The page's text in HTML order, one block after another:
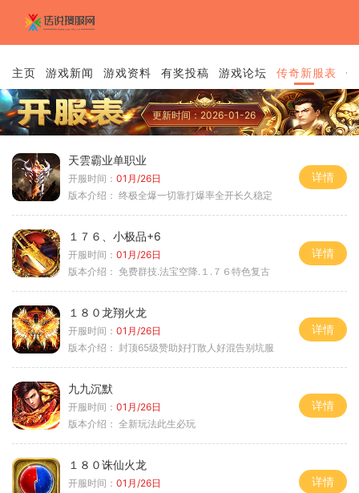
主页 游戏新闻 游戏资料 有奖投稿 游戏论坛 传奇新服表
更新时间：2026-01-26
天雲霸业单职业
开服时间： 01月/26日
版本介绍： 终极全爆一切靠打爆率全开长久稳定
详情
１７６、小极品+6
开服时间： 01月/26日
版本介绍： 免费群技.法宝空降.１.７６特色复古
详情
１８０龙翔火龙
开服时间： 01月/26日
版本介绍： 封顶65级赞助好打散人好混告别坑服
详情
九九沉默
开服时间： 01月/26日
版本介绍： 全新玩法此生必玩
详情
１８０诛仙火龙
开服时间： 01月/26日
详情